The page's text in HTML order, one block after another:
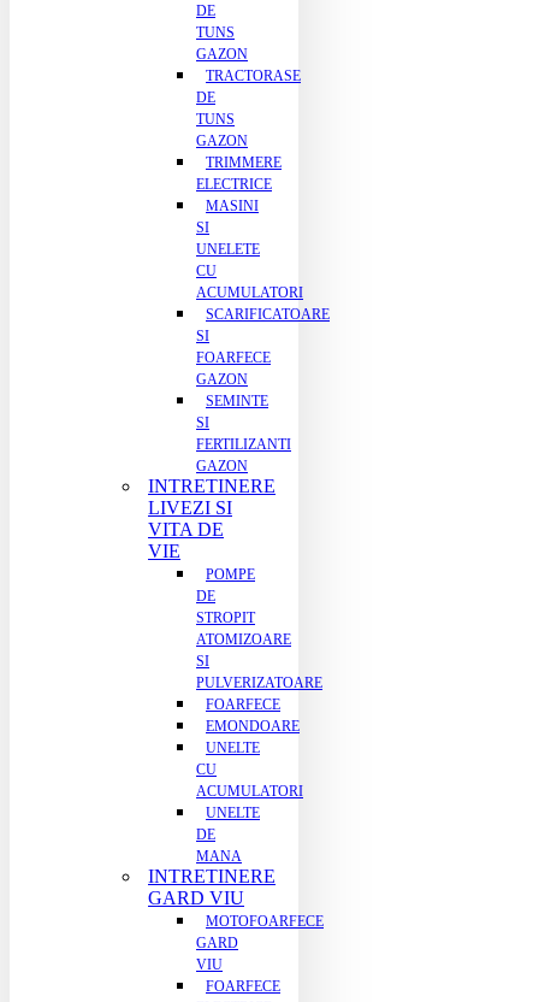
DE
TUNS
GAZON
TRACTORASE
DE
TUNS
GAZON
TRIMMERE
ELECTRICE
MASINI
SI
UNELETE
CU
ACUMULATORI
SCARIFICATOARE
SI
FOARFECE
GAZON
SEMINTE
SI
FERTILIZANTI
GAZON
INTRETINERE
LIVEZI SI
VITA DE
VIE
POMPE
DE
STROPIT
ATOMIZOARE
SI
PULVERIZATOARE
FOARFECE
EMONDOARE
UNELTE
CU
ACUMULATORI
UNELTE
DE
MANA
INTRETINERE
GARD VIU
MOTOFOARFECE
GARD
VIU
FOARFECE